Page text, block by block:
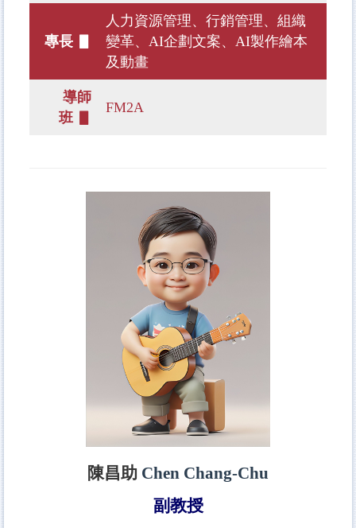
專長 ▋
人力資源管理、行銷管理、組織
變革、AI企劃文案、AI製作繪本
及動畫
導師
班 ▋
FM2A
陳昌助 Chen Chang-Chu
副教授